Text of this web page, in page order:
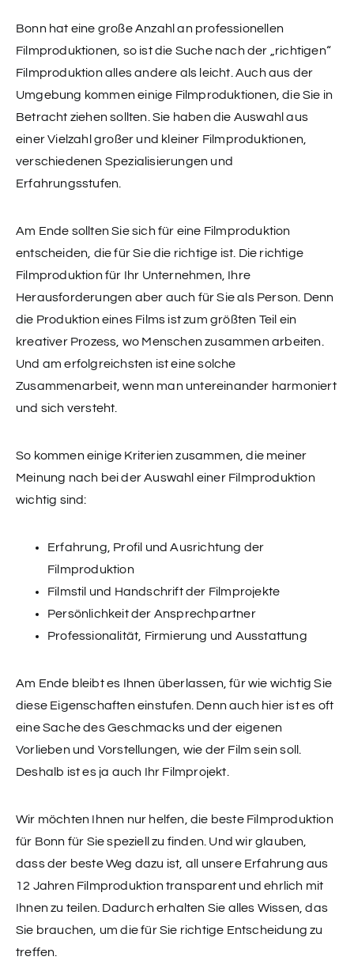
Bonn hat eine große Anzahl an professionellen
Filmproduktionen, so ist die Suche nach der „richtigen“
Filmproduktion alles andere als leicht. Auch aus der
Umgebung kommen einige Filmproduktionen, die Sie in
Betracht ziehen sollten. Sie haben die Auswahl aus
einer Vielzahl großer und kleiner Filmproduktionen,
verschiedenen Spezialisierungen und
Erfahrungsstufen.
Am Ende sollten Sie sich für eine Filmproduktion
entscheiden, die für Sie die richtige ist. Die richtige
Filmproduktion für Ihr Unternehmen, Ihre
Herausforderungen aber auch für Sie als Person. Denn
die Produktion eines Films ist zum größten Teil ein
kreativer Prozess, wo Menschen zusammen arbeiten.
Und am erfolgreichsten ist eine solche
Zusammenarbeit, wenn man untereinander harmoniert
und sich versteht.
So kommen einige Kriterien zusammen, die meiner
Meinung nach bei der Auswahl einer Filmproduktion
wichtig sind:
Erfahrung, Profil und Ausrichtung der
Filmproduktion
Filmstil und Handschrift der Filmprojekte
Persönlichkeit der Ansprechpartner
Professionalität, Firmierung und Ausstattung
Am Ende bleibt es Ihnen überlassen, für wie wichtig Sie
diese Eigenschaften einstufen. Denn auch hier ist es oft
eine Sache des Geschmacks und der eigenen
Vorlieben und Vorstellungen, wie der Film sein soll.
Deshalb ist es ja auch Ihr Filmprojekt.
Wir möchten Ihnen nur helfen, die beste Filmproduktion
für Bonn für Sie speziell zu finden. Und wir glauben,
dass der beste Weg dazu ist, all unsere Erfahrung aus
12 Jahren Filmproduktion transparent und ehrlich mit
Ihnen zu teilen. Dadurch erhalten Sie alles Wissen, das
Sie brauchen, um die für Sie richtige Entscheidung zu
treffen.